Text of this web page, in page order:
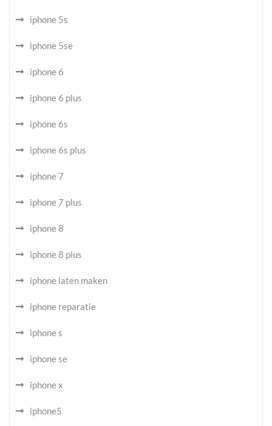
iphone 5s
iphone 5se
iphone 6
iphone 6 plus
iphone 6s
iphone 6s plus
iphone 7
iphone 7 plus
iphone 8
iphone 8 plus
iphone laten maken
iphone reparatie
iphone s
iphone se
iphone x
iphone5